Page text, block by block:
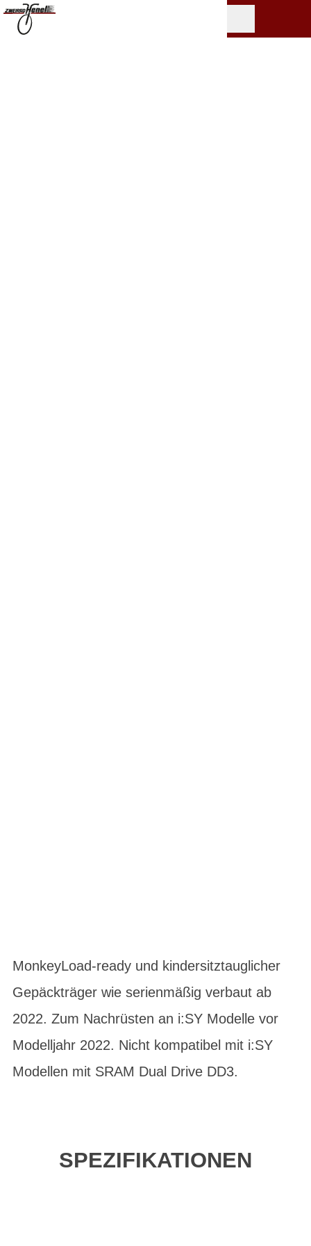
MonkeyLoad-ready und kindersitztauglicher
Gepäckträger wie serienmäßig verbaut ab
2022. Zum Nachrüsten an i:SY Modelle vor
Modelljahr 2022. Nicht kompatibel mit i:SY
Modellen mit SRAM Dual Drive DD3.
SPEZIFIKATIONEN